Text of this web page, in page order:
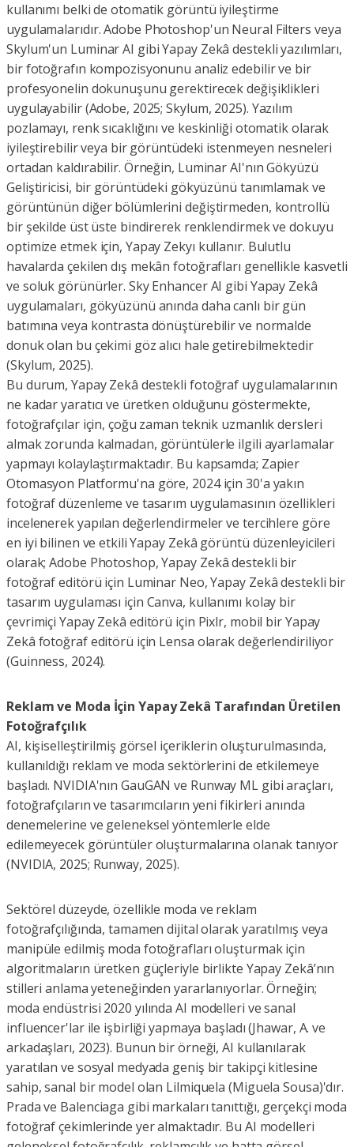
kullanımı belki de otomatik görüntü iyileştirme
uygulamalarıdır. Adobe Photoshop'un Neural Filters veya
Skylum'un Luminar AI gibi Yapay Zekâ destekli yazılımları,
bir fotoğrafın kompozisyonunu analiz edebilir ve bir
profesyonelin dokunuşunu gerektirecek değişiklikleri
uygulayabilir (Adobe, 2025; Skylum, 2025). Yazılım
pozlamayı, renk sıcaklığını ve keskinliği otomatik olarak
iyileştirebilir veya bir görüntüdeki istenmeyen nesneleri
ortadan kaldırabilir. Örneğin, Luminar AI'nın Gökyüzü
Geliştiricisi, bir görüntüdeki gökyüzünü tanımlamak ve
görüntünün diğer bölümlerini değiştirmeden, kontrollü
bir şekilde üst üste bindirerek renklendirmek ve dokuyu
optimize etmek için, Yapay Zekyı kullanır. Bulutlu
havalarda çekilen dış mekân fotoğrafları genellikle kasvetli
ve soluk görünürler. Sky Enhancer AI gibi Yapay Zekâ
uygulamaları, gökyüzünü anında daha canlı bir gün
batımına veya kontrasta dönüştürebilir ve normalde
donuk olan bu çekimi göz alıcı hale getirebilmektedir
(Skylum, 2025).
Bu durum, Yapay Zekâ destekli fotoğraf uygulamalarının
ne kadar yaratıcı ve üretken olduğunu göstermekte,
fotoğrafçılar için, çoğu zaman teknik uzmanlık dersleri
almak zorunda kalmadan, görüntülerle ilgili ayarlamalar
yapmayı kolaylaştırmaktadır. Bu kapsamda; Zapier
Otomasyon Platformu'na göre, 2024 için 30'a yakın
fotoğraf düzenleme ve tasarım uygulamasının özellikleri
incelenerek yapılan değerlendirmeler ve tercihlere göre
en iyi bilinen ve etkili Yapay Zekâ görüntü düzenleyicileri
olarak; Adobe Photoshop, Yapay Zekâ destekli bir
fotoğraf editörü için Luminar Neo, Yapay Zekâ destekli bir
tasarım uygulaması için Canva, kullanımı kolay bir
çevrimiçi Yapay Zekâ editörü için Pixlr, mobil bir Yapay
Zekâ fotoğraf editörü için Lensa olarak değerlendiriliyor
(Guinness, 2024).
Reklam ve Moda İçin Yapay Zekâ Tarafından Üretilen
Fotoğrafçılık
AI, kişiselleştirilmiş görsel içeriklerin oluşturulmasında,
kullanıldığı reklam ve moda sektörlerini de etkilemeye
başladı. NVIDIA'nın GauGAN ve Runway ML gibi araçları,
fotoğrafçıların ve tasarımcıların yeni fikirleri anında
denemelerine ve geleneksel yöntemlerle elde
edilemeyecek görüntüler oluşturmalarına olanak tanıyor
(NVIDIA, 2025; Runway, 2025).
Sektörel düzeyde, özellikle moda ve reklam
fotoğrafçılığında, tamamen dijital olarak yaratılmış veya
manipüle edilmiş moda fotoğrafları oluşturmak için
algoritmaların üretken güçleriyle birlikte Yapay Zekâ’nın
stilleri anlama yeteneğinden yararlanıyorlar. Örneğin;
moda endüstrisi 2020 yılında AI modelleri ve sanal
influencer'lar ile işbirliği yapmaya başladı (Jhawar, A. ve
arkadaşları, 2023). Bunun bir örneği, AI kullanılarak
yaratılan ve sosyal medyada geniş bir takipçi kitlesine
sahip, sanal bir model olan Lilmiquela (Miguela Sousa)'dır.
Prada ve Balenciaga gibi markaları tanıttığı, gerçekçi moda
fotoğraf çekimlerinde yer almaktadır. Bu AI modelleri